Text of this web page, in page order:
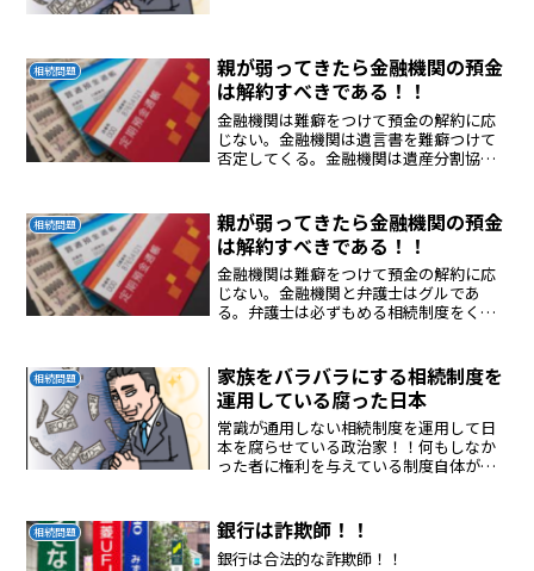
相続問題
親が弱ってきたら金融機関の預金
は解約すべきである！！
金融機関は難癖をつけて預金の解約に応
じない。金融機関は遺言書を難癖つけて
否定してくる。金融機関は遺産分割協議
る。悪質な弁護士＆金融機関
相続問題
親が弱ってきたら金融機関の預金
は解約すべきである！！
金融機関は難癖をつけて預金の解約に応
じない。金融機関と弁護士はグルであ
る。弁護士は必ずもめる相続制度をくい
に美味しい商売になっている。悪制度、
日本の相続制度が日本をダメな...
相続問題
家族をバラバラにする相続制度を
運用している腐った日本
常識が通用しない相続制度を運用して日
本を腐らせている政治家！！何もしなか
った者に権利を与えている制度自体が世
制度でないと正義は保たれなく日本が腐
敗する。とにかく相続争い...
相続問題 銀行は詐欺師！！
銀行は合法的な詐欺師！！